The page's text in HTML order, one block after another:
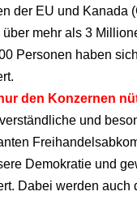
der EU und Kanada
mehr als 3
Personen haben
den Konzernen
und
Demokratie und
Dabei werden